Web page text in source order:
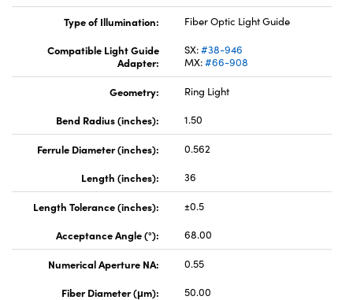
Type of Illumination:
Fiber Optic Light Guide
Compatible Light Guide
Adapter:
SX:#38-946
MX:#66-908
Geometry:
Ring Light
Bend Radius (inches):
1.50
Ferrule Diameter (inches):
0.562
Length (inches):
36
Length Tolerance (inches):
±0.5
Acceptance Angle (°):
68.00
Numerical Aperture NA:
0.55
Fiber Diameter (μm):
50.00